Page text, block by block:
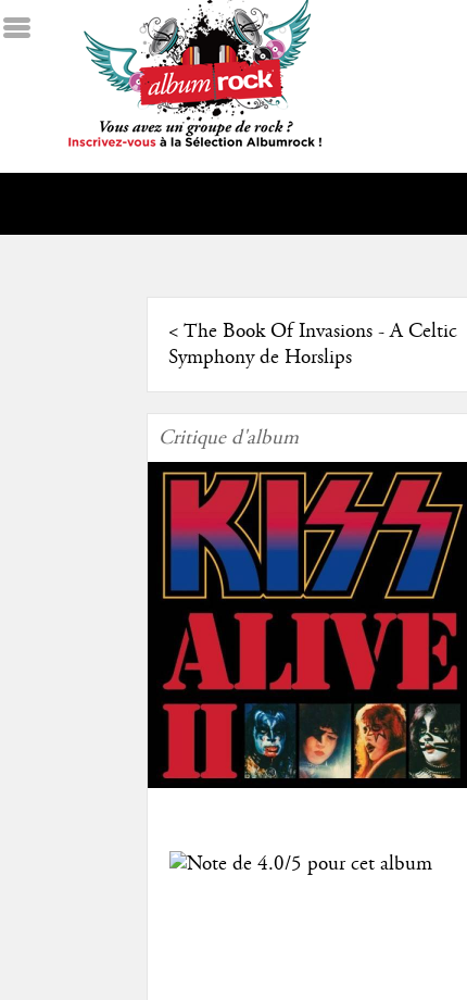
< The Book Of Invasions - A Celtic
Symphony de Horslips
Critique d'album